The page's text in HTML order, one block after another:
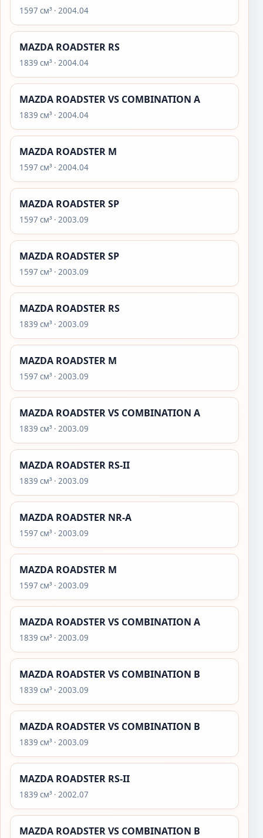
1597 см³ · 2004.04
MAZDA ROADSTER RS
1839 см³ · 2004.04
MAZDA ROADSTER VS COMBINATION A
1839 см³ · 2004.04
MAZDA ROADSTER M
1597 см³ · 2004.04
MAZDA ROADSTER SP
1597 см³ · 2003.09
MAZDA ROADSTER SP
1597 см³ · 2003.09
MAZDA ROADSTER RS
1839 см³ · 2003.09
MAZDA ROADSTER M
1597 см³ · 2003.09
MAZDA ROADSTER VS COMBINATION A
1839 см³ · 2003.09
MAZDA ROADSTER RS-II
1839 см³ · 2003.09
MAZDA ROADSTER NR-A
1597 см³ · 2003.09
MAZDA ROADSTER M
1597 см³ · 2003.09
MAZDA ROADSTER VS COMBINATION A
1839 см³ · 2003.09
MAZDA ROADSTER VS COMBINATION B
1839 см³ · 2003.09
MAZDA ROADSTER VS COMBINATION B
1839 см³ · 2003.09
MAZDA ROADSTER RS-II
1839 см³ · 2002.07
MAZDA ROADSTER VS COMBINATION B